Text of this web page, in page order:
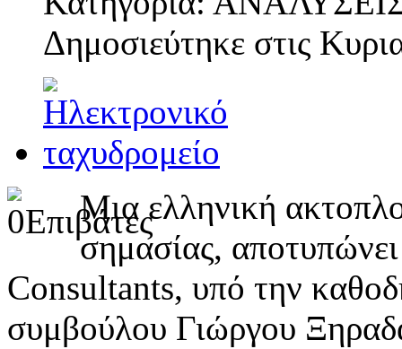
Δημοσιεύτηκε στις
Μια ελληνική
σημασίας,
Consultants, υπό την
συμβούλου Γιώργου